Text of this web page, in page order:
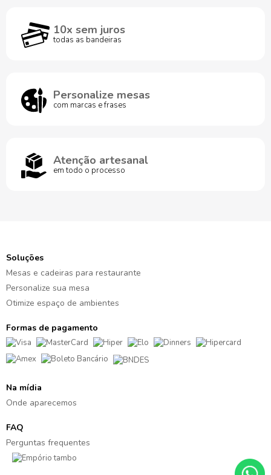
10x sem juros
todas as bandeiras
Personalize mesas
com marcas e frases
Atenção artesanal
em todo o processo
Soluções
Mesas e cadeiras para restaurante
Personalize sua mesa
Otimize espaço de ambientes
Formas de pagamento
Na mídia
Onde aparecemos
FAQ
Perguntas frequentes